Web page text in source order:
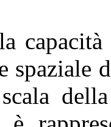
spaziale